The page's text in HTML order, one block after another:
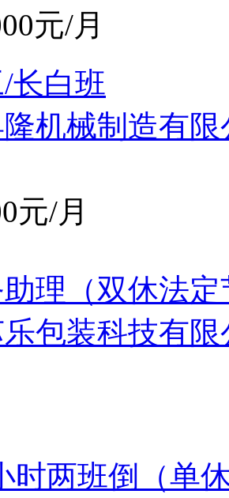
元/月
长白班
机械制造有限
元/月
理（双休法
包装科技有限
时两班倒（单